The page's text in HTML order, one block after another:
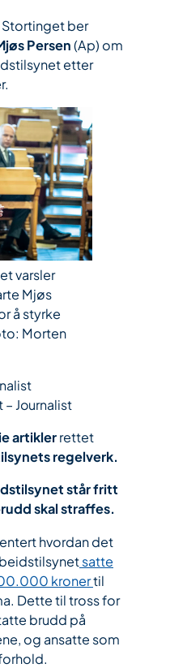
ber
Persen(Ap) om
etter
varsler
Mjøs
å styrke
Morten
– Journalist
artiklerrettet
regelverk.
står fritt
skal straffes.
hvordan det
satte
kronertil
Dette til tross for
brudd på
og ansatte som